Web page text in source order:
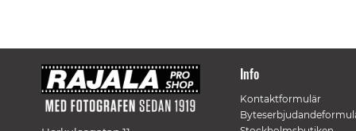
Info
Kontaktformulär